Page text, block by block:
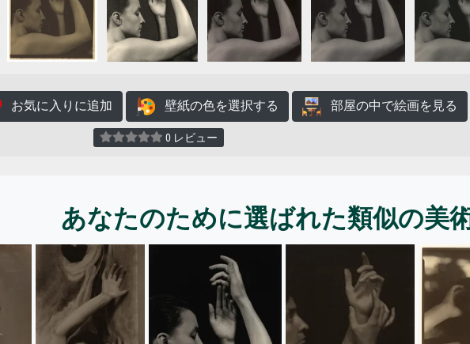
お気に入りに追加 壁紙の色を選択する 部屋の中で絵画を見る
0 レビュー
あなたのために選ばれた類似の美